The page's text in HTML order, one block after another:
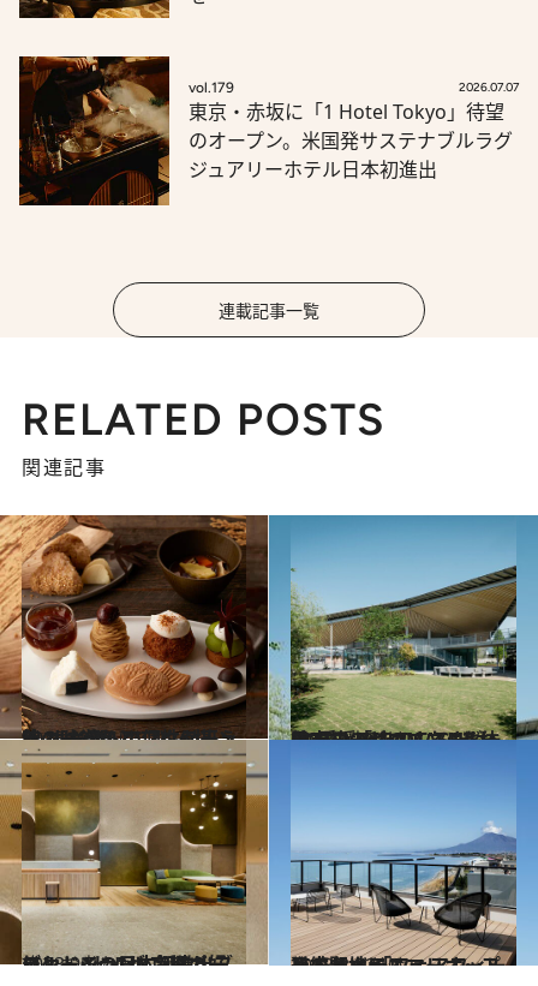
vol.179 2026.07.07
東京・赤坂に「1 Hotel Tokyo」待望
のオープン。米国発サステナブルラグ
ジュアリーホテル日本初進出
連載記事一覧
RELATED POSTS
関連記事
2023.9.12
秋の味覚をとことん堪能！ ホテルの個性が冴える オータムアフタヌーンティー3選
旅＆お出かけ 2023.9.26
日本初のゼロエネルギーホテル 「ITOMACHI HOTEL 0」で ここだけの“愛媛のたのしみ”を体験
旅＆お出かけ
2023.9.5
ヒルトンの日本初進出ブランド “ヒルトン・ガーデン・イン”が 京都の好ロケーションに誕生！
旅＆お出かけ 2023.8.22
日本各地にニューオープン続々！ 「フェアフィールド・バイ・マリオット 道の駅ホテル」
旅＆お出かけ